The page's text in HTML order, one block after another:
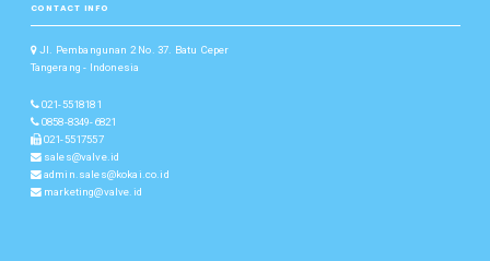
CONTACT INFO
Jl. Pembangunan 2 No. 37. Batu Ceper
Tangerang - Indonesia
021-5518181
0858-8349-6821
021-5517557
sales@valve.id
admin.sales@kokai.co.id
marketing@valve.id